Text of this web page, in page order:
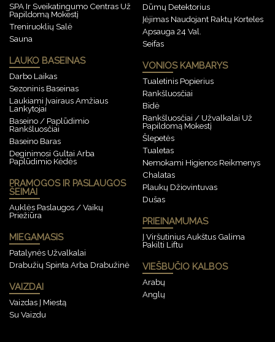
SPA Ir Sveikatingumo Centras Už
Papildomą Mokestį
Treniruoklių Salė
Sauna
LAUKO BASEINAS
Darbo Laikas
Sezoninis Baseinas
Laukiami Įvairaus Amžiaus
Lankytojai
Baseino / Paplūdimio
Rankšluosčiai
Baseino Baras
Deginimosi Gultai Arba
Paplūdimio Kėdės
PRAMOGOS IR PASLAUGOS
ŠEIMAI
Auklės Paslaugos / Vaikų
Priežiūra
MIEGAMASIS
Patalynės Užvalkalai
Drabužių Spinta Arba Drabužinė
VAIZDAI
Vaizdas Į Miestą
Su Vaizdu
Dūmų Detektorius
Įėjimas Naudojant Raktų Korteles
Apsauga 24 Val.
Seifas
VONIOS KAMBARYS
Tualetinis Popierius
Rankšluosčiai
Bidė
Rankšluosčiai / Užvalkalai Už
Papildomą Mokestį
Šlepetės
Tualetas
Nemokami Higienos Reikmenys
Chalatas
Plaukų Džiovintuvas
Dušas
PRIEINAMUMAS
Į Viršutinius Aukštus Galima
Pakilti Liftu
VIEŠBUČIO KALBOS
Arabų
Anglų